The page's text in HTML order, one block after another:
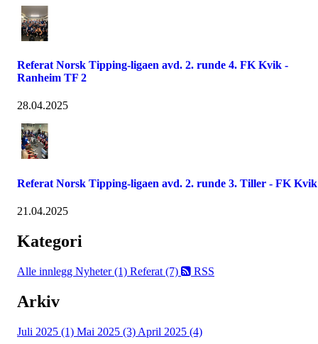
Referat Norsk Tipping-ligaen avd. 2. runde 4. FK Kvik -
Ranheim TF 2
28.04.2025
Referat Norsk Tipping-ligaen avd. 2. runde 3. Tiller - FK Kvik
21.04.2025
Kategori
Alle innlegg Nyheter (1) Referat (7) RSS
Arkiv
Juli 2025 (1) Mai 2025 (3) April 2025 (4)